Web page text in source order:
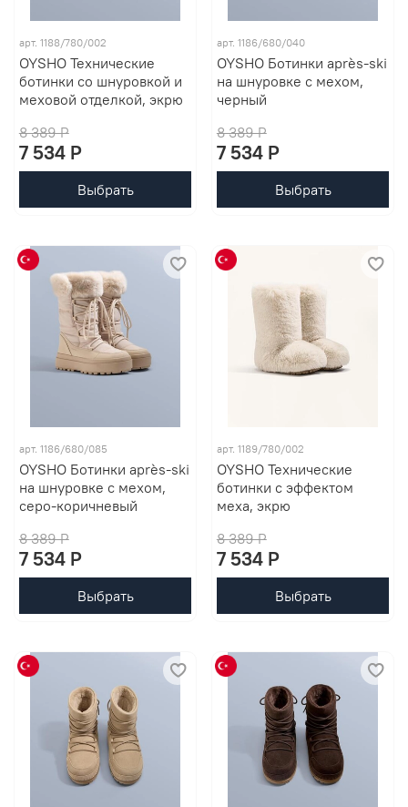
арт. 1188/780/002
OYSHO Технические
ботинки со шнуровкой и
меховой отделкой, экрю
8 389 P
7 534 P
Выбрать
арт. 1186/680/040
OYSHO Ботинки après-ski
на шнуровке с мехом,
черный
8 389 P
7 534 P
Выбрать
арт. 1186/680/085
OYSHO Ботинки après-ski
на шнуровке с мехом,
серо-коричневый
8 389 P
7 534 P
Выбрать
арт. 1189/780/002
OYSHO Технические
ботинки с эффектом
меха, экрю
8 389 P
7 534 P
Выбрать